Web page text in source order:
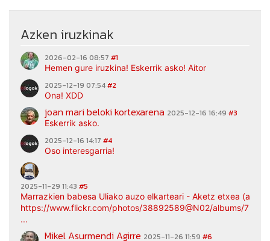
Azken iruzkinak
2026-02-16 08:57 #1
Hemen gure iruzkina! Eskerrik asko! Aitor
2025-12-19 07:54#2
Ona! XDD
joan mari beloki kortexarena 2025-12-16 16:49 #3
Eskerrik asko.
2025-12-16 14:17 #4
Oso interesgarria!
2025-11-29 11:43 #5
Marrazkien babesa Uliako auzo elkarteari - Aketz etxea
https://www.flickr.com/photos/38892589@N02/albums/
...
Mikel Asurmendi Agirre 2025-11-26 11:59 #6